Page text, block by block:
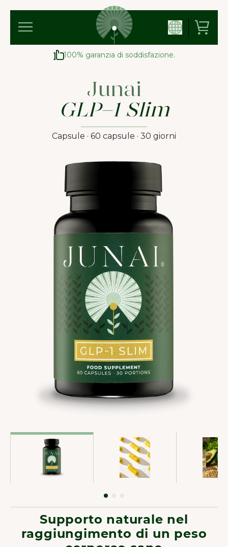
100% garanzia di soddisfazione.
Junai
GLP-1 Slim
Capsule · 60 capsule · 30 giorni
Supporto naturale nel
raggiungimento di un peso